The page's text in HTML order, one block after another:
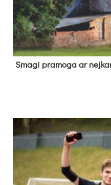
Sma­gi pra­mo­ga ar